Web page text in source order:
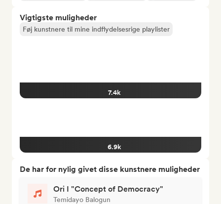
Vigtigste muligheder
Føj kunstnere til mine indflydelsesrige playlister
7.4k
6.9k
De har for nylig givet disse kunstnere muligheder
Ori I "Concept of Democracy"
Temidayo Balogun